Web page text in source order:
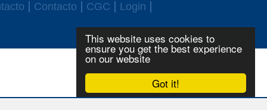
Got it!
This website uses cookies to
ensure you get the best experience
on our website
Contacto CGC Login